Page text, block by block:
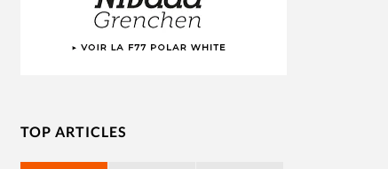
TOP ARTICLES